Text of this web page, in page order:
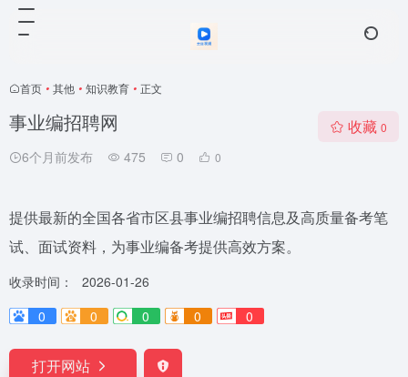
首页 • 其他 • 知识教育 • 正文
事业编招聘网
6个月前发布 475 0 0
收藏 0
提供最新的全国各省市区县事业编招聘信息及高质量备考笔
试、面试资料，为事业编备考提供高效方案。
收录时间：
2026-01-26
0
0 0 0 0
打开网站